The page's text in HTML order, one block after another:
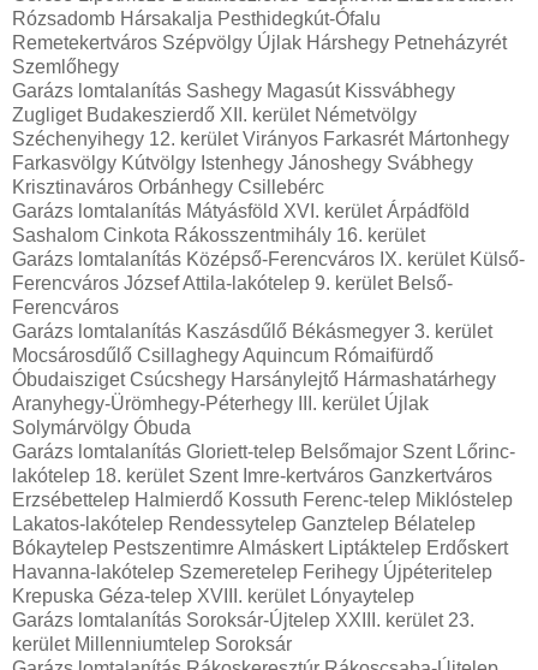
Rózsadomb Hársakalja Pesthidegkút-Ófalu
Remetekertváros Szépvölgy Újlak Hárshegy Petneházyrét
Szemlőhegy
Garázs lomtalanítás Sashegy Magasút Kissvábhegy
Zugliget Budakeszierdő XII. kerület Németvölgy
Széchenyihegy 12. kerület Virányos Farkasrét Mártonhegy
Farkasvölgy Kútvölgy Istenhegy Jánoshegy Svábhegy
Krisztinaváros Orbánhegy Csillebérc
Garázs lomtalanítás Mátyásföld XVI. kerület Árpádföld
Sashalom Cinkota Rákosszentmihály 16. kerület
Garázs lomtalanítás Középső-Ferencváros IX. kerület Külső-
Ferencváros József Attila-lakótelep 9. kerület Belső-
Ferencváros
Garázs lomtalanítás Kaszásdűlő Békásmegyer 3. kerület
Mocsárosdűlő Csillaghegy Aquincum Rómaifürdő
Óbudaisziget Csúcshegy Harsánylejtő Hármashatárhegy
Aranyhegy-Ürömhegy-Péterhegy III. kerület Újlak
Solymárvölgy Óbuda
Garázs lomtalanítás Gloriett-telep Belsőmajor Szent Lőrinc-
lakótelep 18. kerület Szent Imre-kertváros Ganzkertváros
Erzsébettelep Halmierdő Kossuth Ferenc-telep Miklóstelep
Lakatos-lakótelep Rendessytelep Ganztelep Bélatelep
Bókaytelep Pestszentimre Almáskert Liptáktelep Erdőskert
Havanna-lakótelep Szemeretelep Ferihegy Újpéteritelep
Krepuska Géza-telep XVIII. kerület Lónyaytelep
Garázs lomtalanítás Soroksár-Újtelep XXIII. kerület 23.
kerület Millenniumtelep Soroksár